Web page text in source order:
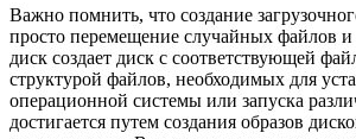
Важно помнить, что создание
просто перемещение случайных файлов
диск создает диск с соответствующей
структурой файлов, необходимых для
операционной системы или запуска
достигается путем создания образов